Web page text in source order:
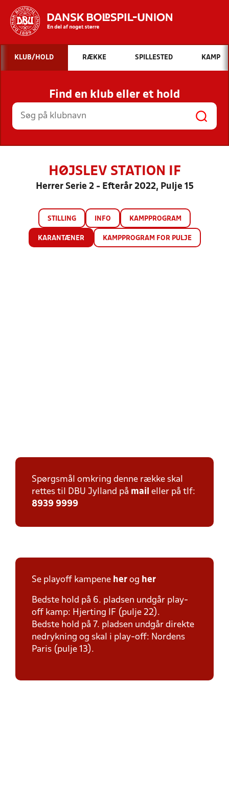
Hvad vil du søge efter?
INDHOLD OG NYHEDER
STILLINGER, RESULTATER, KLUBBER OG
HOLD
KLUB/HOLD RÆKKE SPILLESTED KAMP
Find en klub eller et hold
HØJSLEV STATION IF
Herrer Serie 2 - Efterår 2022, Pulje 15
STILLING INFO KAMPPROGRAM
KARANTÆNER KAMPPROGRAM FOR PULJE
Spørgsmål omkring denne række skal
rettes til DBU Jylland på mail eller på tlf:
8939 9999
Se playoff kampene her og her
Bedste hold på 6. pladsen undgår play-
off kamp: Hjerting IF (pulje 22).
Bedste hold på 7. pladsen undgår direkte
nedrykning og skal i play-off: Nordens
Paris (pulje 13).